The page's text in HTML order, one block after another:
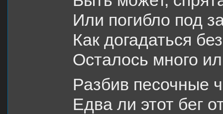
Или погибло под
Как догадаться
Осталось много
Разбив песочные
Едва ли этот бег